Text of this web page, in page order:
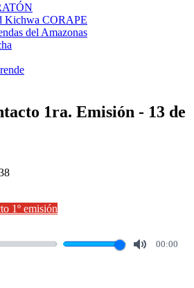
Kichwa CORAPE
del Amazonas
1ra. Emisión - 13 de
1º emisión
00:00